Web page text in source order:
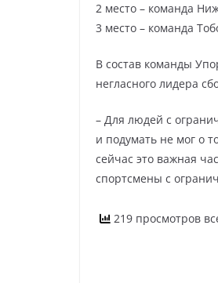
2 место – команда
3 место – команда
В состав команды
негласного лидера
– Для людей с
и подумать не мог о
сейчас это важная
спортсмены с
219 просмотров